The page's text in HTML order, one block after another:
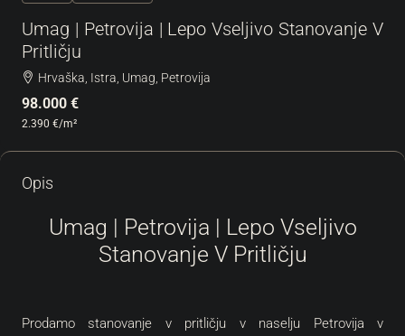
Umag | Petrovija | Lepo Vseljivo Stanovanje V
Pritličju
Hrvaška, Istra, Umag, Petrovija
98.000 €
2.390 €/m²
Opis
Umag | Petrovija | Lepo Vseljivo
Stanovanje V Pritličju
Prodamo stanovanje v pritličju v naselju Petrovija v